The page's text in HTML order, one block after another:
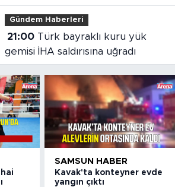
Gündem Haberleri
21:00Türk bayraklı kuru yük
gemisi İHA saldırısına uğradı
SAMSUN HABER
Kavak'ta konteyner evde
yangın çıktı